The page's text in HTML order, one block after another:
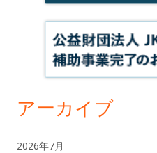
アーカイブ
2026年7月